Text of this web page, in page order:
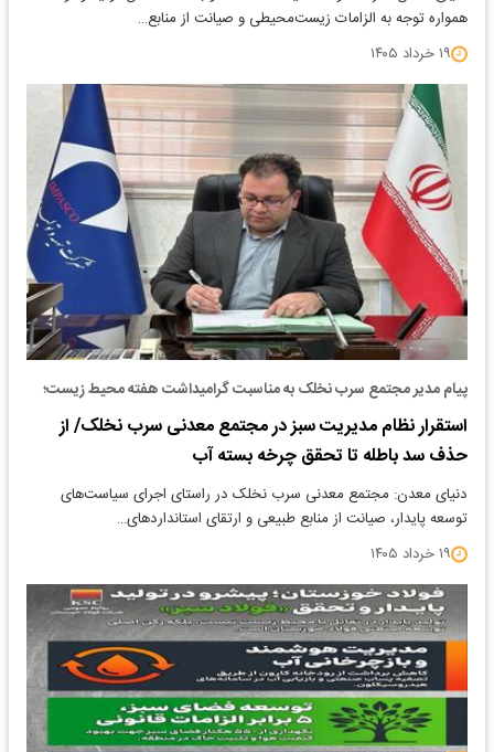
همواره توجه به الزامات زیست‌محیطی و صیانت از منابع…
۱۹ خرداد ۱۴۰۵
پیام مدیر مجتمع سرب نخلک به مناسبت گرامیداشت هفته محیط زیست؛
استقرار نظام مدیریت سبز در مجتمع معدنی سرب نخلک/ از
حذف سد باطله تا تحقق چرخه بسته آب
دنیای معدن: مجتمع معدنی سرب نخلک در راستای اجرای سیاست‌های
توسعه پایدار، صیانت از منابع طبیعی و ارتقای استانداردهای…
۱۹ خرداد ۱۴۰۵